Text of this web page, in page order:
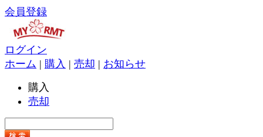
会員登録
ログイン
ホーム | 購入 | 売却 | お知らせ
購入
売却